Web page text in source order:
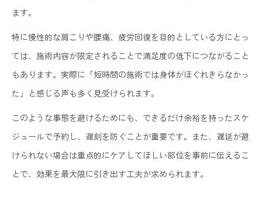
ます。
特に慢性的な肩こりや腰痛、疲労回復を目的としている方にとっ
ては、施術内容が限定されることで満足度の低下につながること
もあります。実際に「短時間の施術では身体がほぐれきらなかっ
た」と感じる声も多く見受けられます。
このような事態を避けるためにも、できるだけ余裕を持ったスケ
ジュールで予約し、遅刻を防ぐことが重要です。また、遅延が避
けられない場合は重点的にケアしてほしい部位を事前に伝えるこ
とで、効果を最大限に引き出す工夫が求められます。